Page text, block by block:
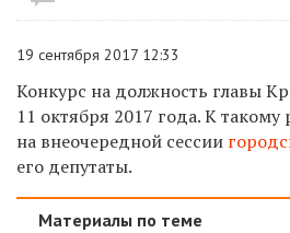
19 сентября 2017 12:33
Конкурс на должность главы
11 октября 2017 года. К
на внеочередной сессии
его депутаты.
Материалы по теме